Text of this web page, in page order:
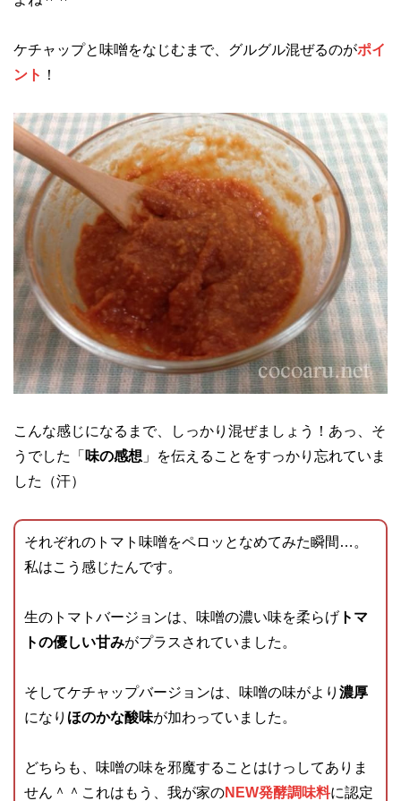
ケチャップと味噌をなじむまで、グルグル混ぜるのがポイ
ント ！
こんな感じになるまで、しっかり混ぜましょう！あっ、そ
うでした「 味の感想 」を伝えることをすっかり忘れていま
した（汗）
それぞれのトマト味噌をペロッとなめてみた瞬間…。
私はこう感じたんです。
生のトマトバージョンは、味噌の濃い味を柔らげ トマ
トの優しい甘みがプラスされていました。
そしてケチャップバージョンは、味噌の味がより 濃厚
になり ほのかな酸味が加わっていました。
どちらも、味噌の味を邪魔することはけっしてありま
せん＾＾これはもう、我が家のNEW発酵調味料に認定